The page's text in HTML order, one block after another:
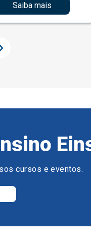
Saiba mais
cursos e eventos.